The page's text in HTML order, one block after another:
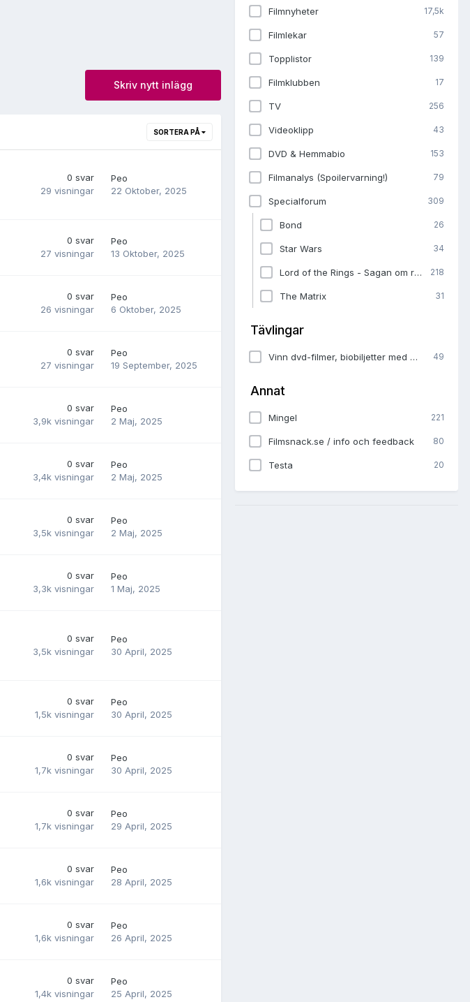
Skriv nytt inlägg
SORTERA PÅ
0 svar
29 visningar
Peo
22 Oktober, 2025
0 svar
27 visningar
Peo
13 Oktober, 2025
0 svar
26 visningar
Peo
6 Oktober, 2025
0 svar
27 visningar
Peo
19 September, 2025
0 svar
3,9k visningar
Peo
2 Maj, 2025
0 svar
3,4k visningar
Peo
2 Maj, 2025
0 svar
3,5k visningar
Peo
2 Maj, 2025
0 svar
3,3k visningar
Peo
1 Maj, 2025
0 svar
3,5k visningar
Peo
30 April, 2025
0 svar
1,5k visningar
Peo
30 April, 2025
0 svar
1,7k visningar
Peo
30 April, 2025
0 svar
1,7k visningar
Peo
29 April, 2025
0 svar
1,6k visningar
Peo
28 April, 2025
0 svar
1,6k visningar
Peo
26 April, 2025
0 svar
1,4k visningar
Peo
25 April, 2025
Filmnyheter 17,5k
Filmlekar 57
Topplistor 139
Filmklubben 17
TV 256
Videoklipp 43
DVD & Hemmabio 153
Filmanalys (Spoilervarning!) 79
Specialforum 309
Bond 26
Star Wars 34
Lord of the Rings - Sagan om ringen 218
The Matrix 31
Tävlingar
Vinn dvd-filmer, biobiljetter med mera i våra tävlingar 49
Annat
Mingel 221
Filmsnack.se / info och feedback 80
Testa 20